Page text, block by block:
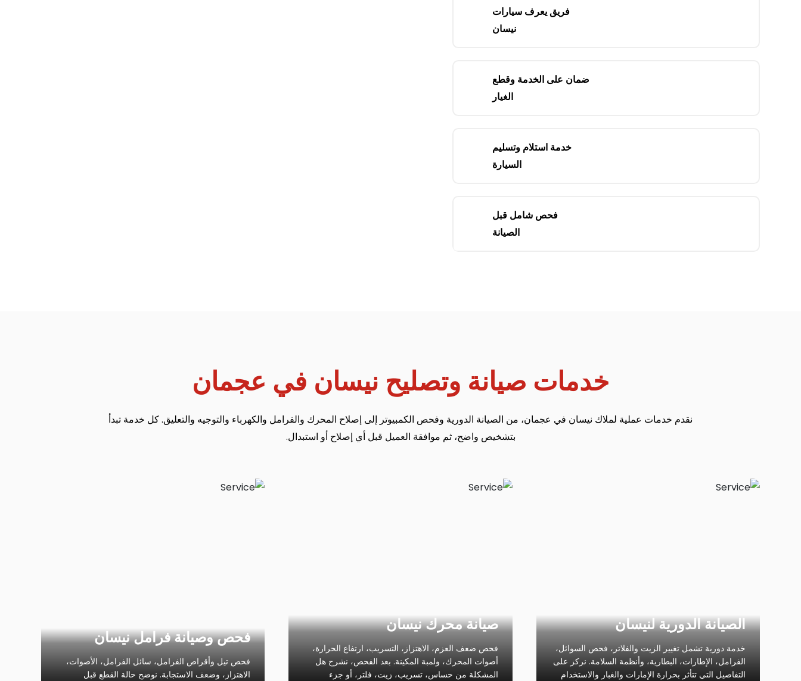
فريق يعرف سيارات
نيسان
ضمان على الخدمة وقطع
الغيار
خدمة استلام وتسليم
السيارة
فحص شامل قبل
الصيانة
خدمات صيانة وتصليح نيسان في عجمان
نقدم خدمات عملية لملاك نيسان في عجمان، من الصيانة الدورية وفحص الكمبيوتر إلى إصلاح المحرك والفرامل والكهرباء والتوجيه والتعليق. كل خدمة تبدأ
بتشخيص واضح، ثم موافقة العميل قبل أي إصلاح أو استبدال.
الصيانة الدورية لنيسان
خدمة دورية تشمل تغيير الزيت والفلاتر، فحص السوائل،
الفرامل، الإطارات، البطارية، وأنظمة السلامة. نركز على
التفاصيل التي تتأثر بحرارة الإمارات والغبار والاستخدام
صيانة محرك نيسان
فحص ضعف العزم، الاهتزاز، التسريب، ارتفاع الحرارة،
أصوات المحرك، ولمبة المكينة. بعد الفحص، نشرح هل
المشكلة من حساس، تسريب، زيت، فلتر، أو جزء
فحص وصيانة فرامل نيسان
فحص تيل وأقراص الفرامل، سائل الفرامل، الأصوات،
الاهتزاز، وضعف الاستجابة. نوضح حالة القطع قبل